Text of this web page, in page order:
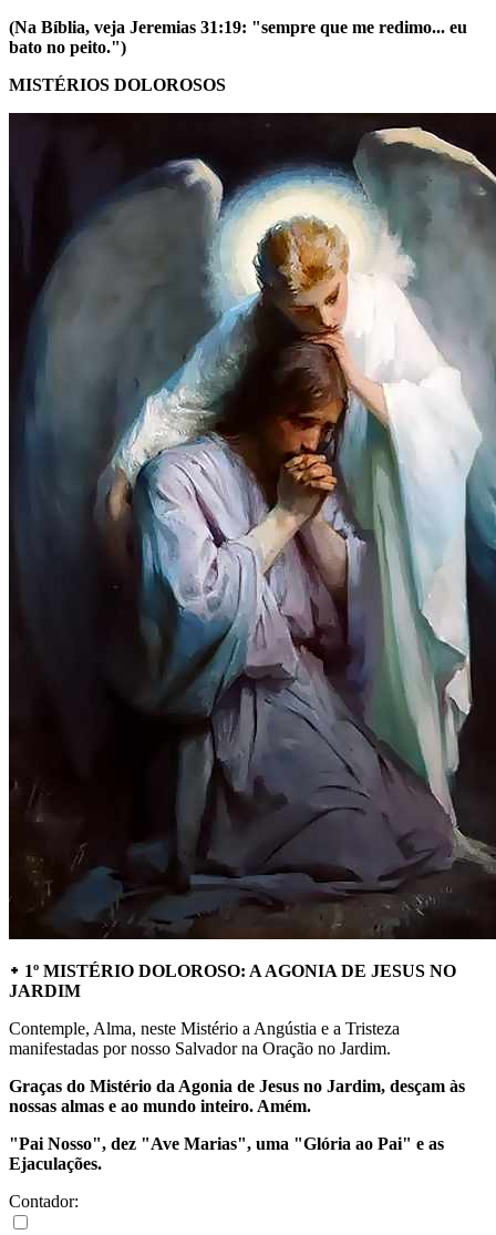
(Na Bíblia, veja Jeremias 31:19: "sempre que me redimo... eu
bato no peito.")
MISTÉRIOS DOLOROSOS
᛭ 1º MISTÉRIO DOLOROSO: A AGONIA DE JESUS NO
JARDIM
Contemple, Alma, neste Mistério a Angústia e a Tristeza
manifestadas por nosso Salvador na Oração no Jardim.
Graças do Mistério da Agonia de Jesus no Jardim, desçam às
nossas almas e ao mundo inteiro. Amém.
"Pai Nosso", dez "Ave Marias", uma "Glória ao Pai" e as
Ejaculações.
Contador: